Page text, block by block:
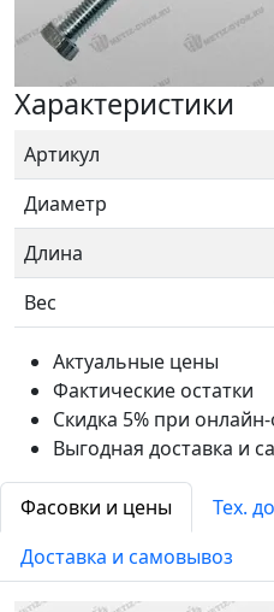
Характеристики
Артикул
Диаметр
Длина
Вес
Актуальные цены
Фактические остатки
Скидка 5% при
Выгодная доставка и
Фасовки и цены
Тех.
Доставка и самовывоз